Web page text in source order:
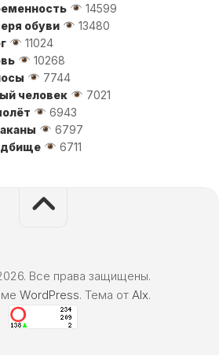
14599
обуви
13480
11024
10268
7744
человек
7021
6943
6797
6711
Все права защищены.
WordPress. Тема от Alx.